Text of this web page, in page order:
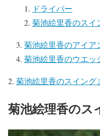
ドライバー
菊池絵里香のスイ
菊池絵里香のアイア
菊池絵里香のウエッ
菊池絵里香のスイング
菊池絵理香のス